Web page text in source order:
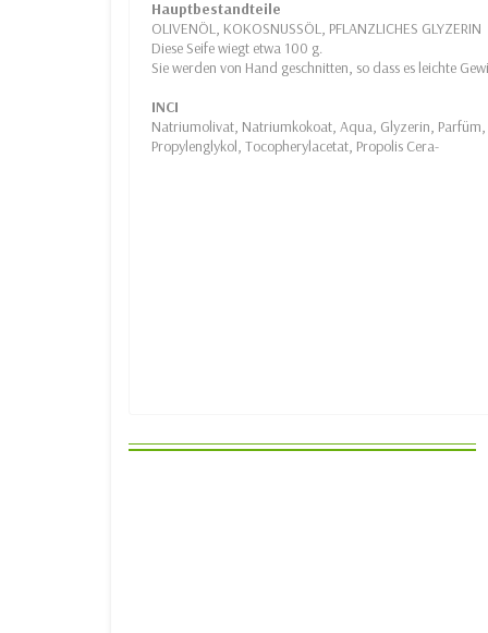
Hauptbestandteile
OLIVENÖL, KOKOSNUSSÖL, PFLANZLICHES GLYZERIN
Diese Seife wiegt etwa 100 g.
Sie werden von Hand geschnitten, so dass es leichte
INCI
Natriumolivat, Natriumkokoat, Aqua, Glyzerin,
Propylenglykol, Tocopherylacetat, Propolis Cera-